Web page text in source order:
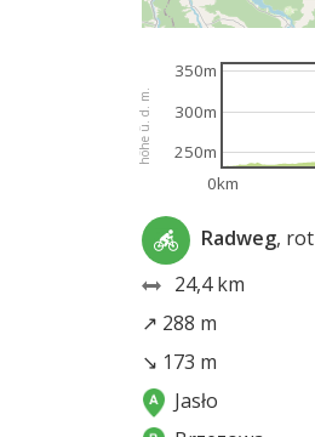
höhe ü. d. m.
0km
250m
300m
350m
Radweg, rot
24,4 km
↗ 288 m
↘ 173 m
Jasło